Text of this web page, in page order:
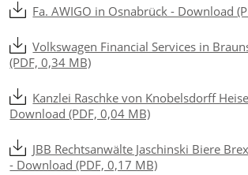
Fa. AWIGO in Osnabrück - Download
Volkswagen Financial Services in
(PDF, 0,34 MB)
Kanzlei Raschke von Knobelsdorff
Download (PDF, 0,04 MB)
JBB Rechtsanwälte Jaschinski Biere
- Download (PDF, 0,17 MB)